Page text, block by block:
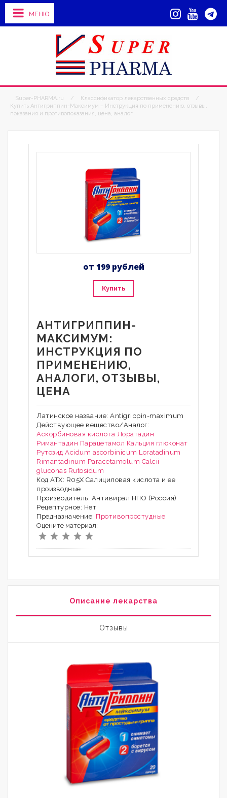
МЕНЮ
Super-PHARMA.ru / Классификатор лекарственных средств
/
Купить Антигриппин-Максимум – Инструкция по применению, отзывы,
показания и противопоказания, цена, аналог
от 199 рублей
Купить
АНТИГРИППИН-
МАКСИМУМ:
ИНСТРУКЦИЯ ПО
ПРИМЕНЕНИЮ,
АНАЛОГИ, ОТЗЫВЫ,
ЦЕНА
Латинское название: Antigrippin-maximum
Действующее вещество/Аналог:
Аскорбиновая кислота Лоратадин
Римантадин Парацетамол Кальция глюконат
Рутозид Acidum ascorbinicum Loratadinum
Rimantadinum Paracetamolum Calcii
gluconas Rutosidum
Код АТХ: R05X Салициловая кислота и ее
производные
Производитель: Антивирал НПО (Россия)
Рецептурное: Нет
Предназначение: Противопростудные
Оцените материал:
Описание лекарства
Отзывы